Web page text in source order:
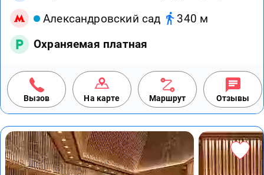
Александровский сад
340 м
Охраняемая платная
Вызов На карте Маршрут Отзывы